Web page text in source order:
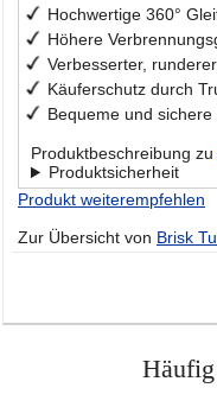
Hochwertige 360°
Höhere
Verbesserter,
Käuferschutz durch
Bequeme und
Produktbeschreibung zu
Produktsicherheit
Produkt weiterempfehlen
Zur Übersicht von Brisk